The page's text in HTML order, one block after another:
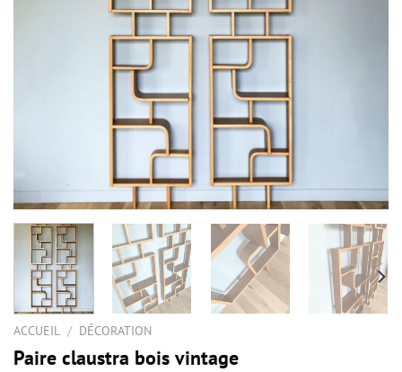
ACCUEIL / DÉCORATION
Paire claustra bois vintage